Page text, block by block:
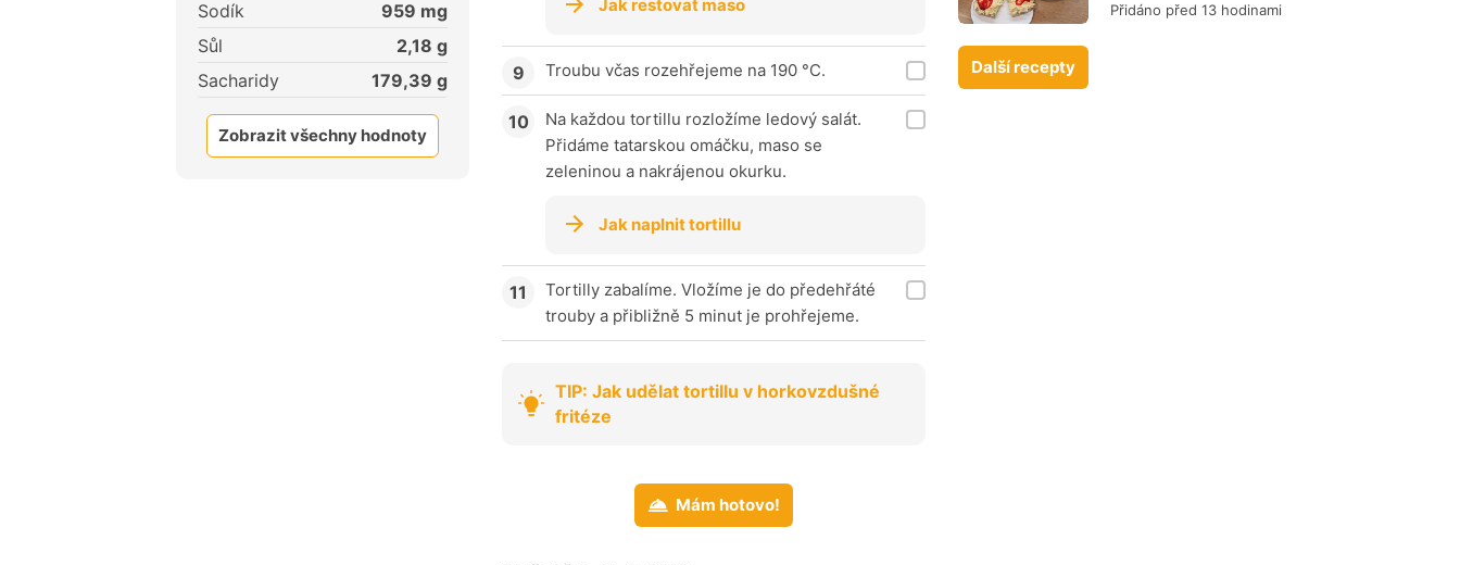
Sodík
959 mg
Sůl
2,18 g
Sacharidy
179,39 g
Zobrazit všechny hodnoty
Jak restovat maso
Troubu včas rozehřejeme na 190 °C.
Na každou tortillu rozložíme ledový salát.
Přidáme tatarskou omáčku, maso se
zeleninou a nakrájenou okurku.
Jak naplnit tortillu
Tortilly zabalíme. Vložíme je do předehřáté
trouby a přibližně 5 minut je prohřejeme.
TIP: Jak udělat tortillu v horkovzdušné
fritéze
Mám hotovo!
Přidáno před 13 hodinami
Další recepty